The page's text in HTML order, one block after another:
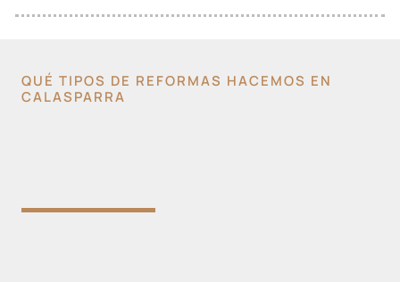
QUÉ TIPOS DE REFORMAS HACEMOS EN
CALASPARRA